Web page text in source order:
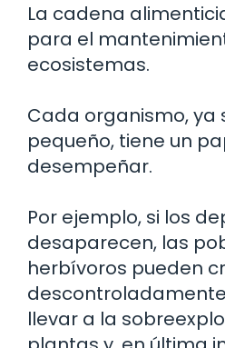
La cadena
para el
ecosistemas.
Cada organismo, ya
pequeño, tiene un
desempeñar.
Por ejemplo, si los
desaparecen, las
herbívoros pueden
llevar a la